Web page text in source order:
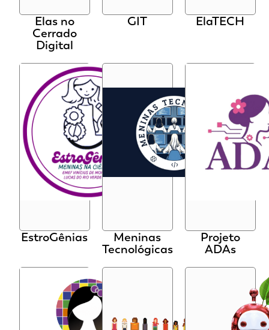
Elas no
Cerrado
Digital
GIT ElaTECH
EstroGênias Meninas
Tecnológicas
Projeto
ADAs